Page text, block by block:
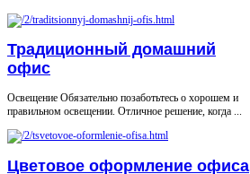
Традиционный домашний
офис
Освещение Обязательно позаботьтесь о хорошем и
правильном освещении. Отличное решение, когда ...
Цветовое оформление офиса